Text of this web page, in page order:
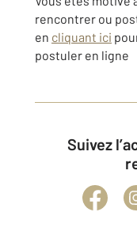
rencontrer ou
en cliquant ici
postuler en ligne
Suivez l’actualité immobilière et